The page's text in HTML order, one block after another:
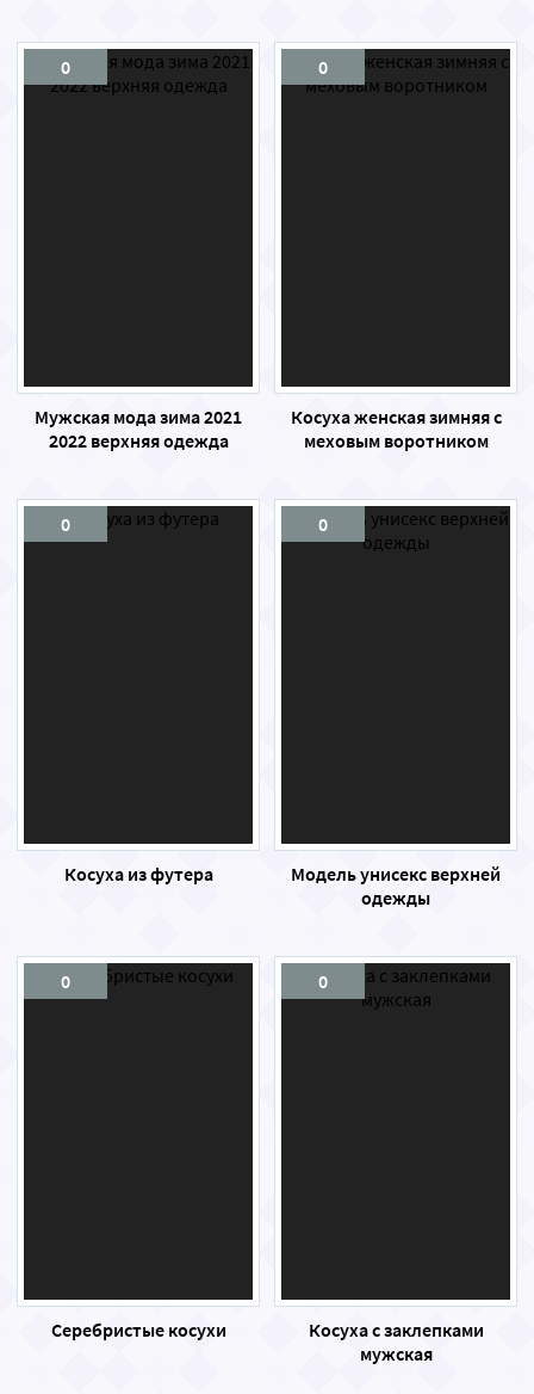
0
Мужская мода зима 2021
2022 верхняя одежда
0
Косуха женская зимняя с
меховым воротником
0
Косуха из футера
0
Модель унисекс верхней
одежды
0
Серебристые косухи
0
Косуха с заклепками
мужская